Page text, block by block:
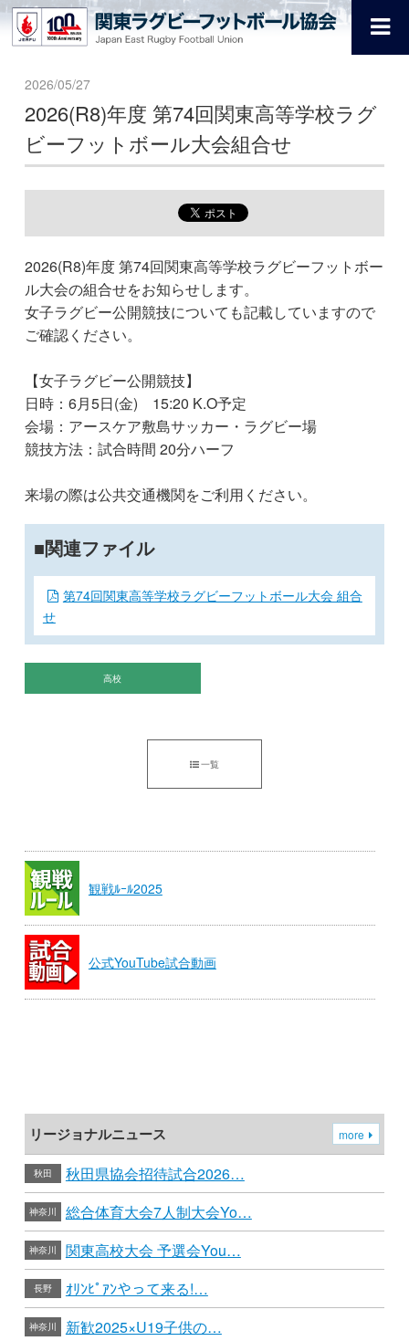
2026/05/27
2026(R8)年度 第74回関東高等学校ラグ
ビーフットボール大会組合せ
2026(R8)年度 第74回関東高等学校ラグビーフットボー
ル大会の組合せをお知らせします。
女子ラグビー公開競技についても記載していますので
ご確認ください。
【女子ラグビー公開競技】
日時：6月5日(金) 15:20 K.O予定
会場：アースケア敷島サッカー・ラグビー場
競技方法：試合時間 20分ハーフ
来場の際は公共交通機関をご利用ください。
関連ファイル
第74回関東高等学校ラグビーフットボール大会 組合
せ
高校
一覧
観戦ﾙｰﾙ2025
公式YouTube試合動画
リージョナルニュース more
秋田 秋田県協会招待試合2026…
神奈川 総合体育大会7人制大会Yo…
神奈川 関東高校大会 予選会You…
長野 ｵﾘﾝﾋﾟｱﾝやって来る!…
神奈川 新歓2025×U19子供の…